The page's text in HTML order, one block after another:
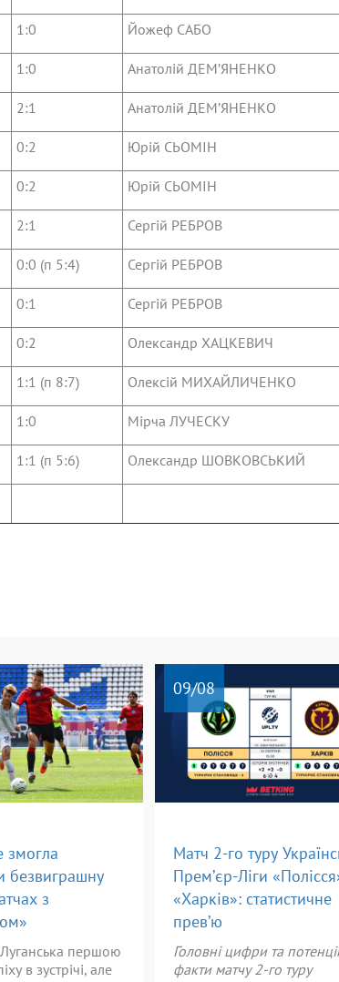
1:0 Йожеф САБО
1:0 Анатолій ДЕМ’ЯНЕНКО
2:1 Анатолій ДЕМ’ЯНЕНКО
0:2 Юрій СЬОМІН
0:2 Юрій СЬОМІН
2:1 Сергій РЕБРОВ
0:0 (п 5:4) Сергій РЕБРОВ
0:1 Сергій РЕБРОВ
0:2 Олександр ХАЦКЕВИЧ
1:1 (п 8:7) Олексій МИХАЙЛИЧЕНКО
1:0 Мірча ЛУЧЕСКУ
1:1 (п 5:6) Олександр ШОВКОВСЬКИЙ
змогла
безвиграшну
з
першою
в зустрічі, але
09/08
Матч 2-го туру
Прем’єр-Ліги
«Харків»: статистичне
прев’ю
Головні цифри та
факти матчу 2-го туру